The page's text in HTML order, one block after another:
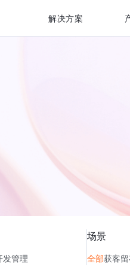
解决方案
发管理
场景
全部获客